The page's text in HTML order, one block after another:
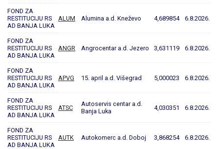
FOND ZA
RESTITUCIJU RS
AD BANJA LUKA
ALUM Alumina a.d. Kneževo 4,689854 6.8.2026.
FOND ZA
RESTITUCIJU RS
AD BANJA LUKA
ANGR Angrocentar a.d. Jezero 3,631119 6.8.2026.
FOND ZA
RESTITUCIJU RS
AD BANJA LUKA
APVG 15. april a.d. Višegrad 5,000023 6.8.2026.
FOND ZA
RESTITUCIJU RS
AD BANJA LUKA
ATSC
Autoservis centar a.d.
Banja Luka
4,030351 6.8.2026.
FOND ZA
RESTITUCIJU RS
AD BANJA LUKA
AUTK Autokomerc a.d. Doboj 3,868254 6.8.2026.